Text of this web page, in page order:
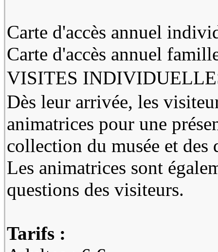
Carte d'accès annuel
Carte d'accès annuel
VISITES
Dès leur arrivée, les
animatrices pour une
collection du musée et des
Les animatrices sont
questions des visiteurs.
Tarifs :